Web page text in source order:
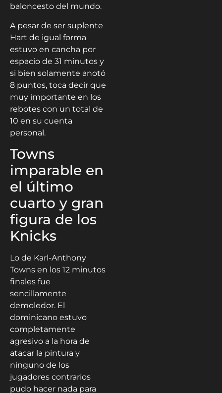
baloncesto del mundo.
A pesar de ser suplente
Hart de igual forma
estuvo en cancha por
espacio de 31 minutos y
si bien solamente anotó
8 puntos, toca decir que
muy importante en los
rebotes con un total de
10 en su cuenta
personal.
Towns
imparable en
el último
cuarto y gran
figura de los
Knicks
Lo de Karl-Anthony
Towns en los 12 minutos
finales fue
sencillamente
demoledor. El
dominicano estuvo
completamente
agresivo a la hora de
atacar la pintura y
ninguno de los
jugadores contrarios
pudo hacer nada para